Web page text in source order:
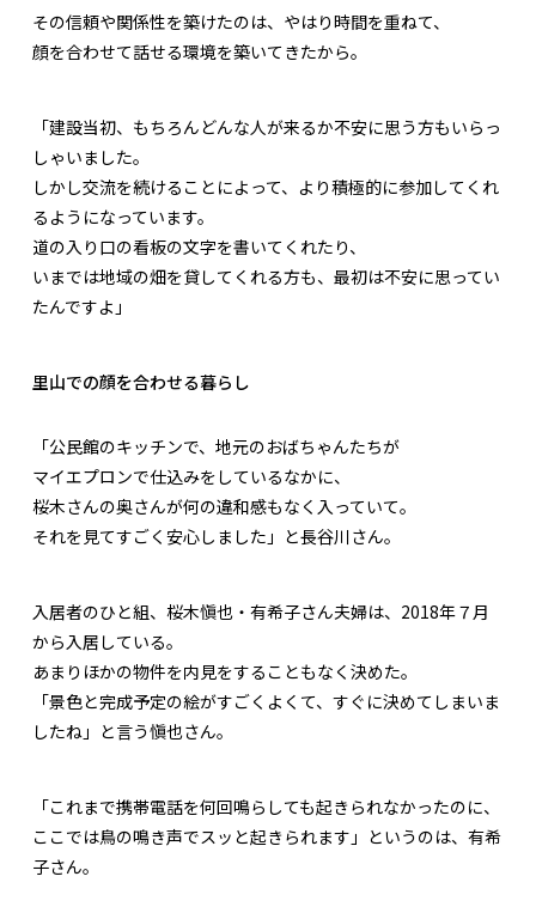
その信頼や関係性を築けたのは、やはり時間を重ねて、
顔を合わせて話せる環境を築いてきたから。
「建設当初、もちろんどんな人が来るか不安に思う方もいらっ
しゃいました。
しかし交流を続けることによって、より積極的に参加してくれ
るようになっています。
道の入り口の看板の文字を書いてくれたり、
いまでは地域の畑を貸してくれる方も、最初は不安に思ってい
たんですよ」
里山での顔を合わせる暮らし
「公民館のキッチンで、地元のおばちゃんたちが
マイエプロンで仕込みをしているなかに、
桜木さんの奥さんが何の違和感もなく入っていて。
それを見てすごく安心しました」と長谷川さん。
入居者のひと組、桜木愼也・有希子さん夫婦は、2018年７月
から入居している。
あまりほかの物件を内見をすることもなく決めた。
「景色と完成予定の絵がすごくよくて、すぐに決めてしまいま
したね」と言う愼也さん。
「これまで携帯電話を何回鳴らしても起きられなかったのに、
ここでは鳥の鳴き声でスッと起きられます」というのは、有希
子さん。